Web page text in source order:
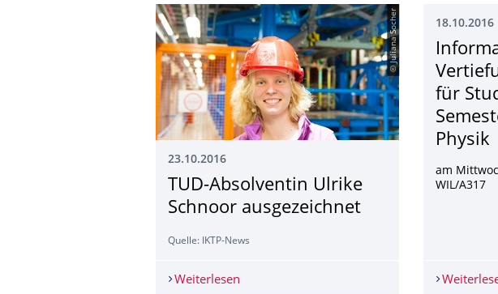
© Juliana Socher
23.10.2016
TUD-Absolventin Ulrike
Schnoor ausgezeichnet
Quelle: IKTP-News
Weiterlesen TUD-Absolventin Ulrike Schnoor
18.10.2016
für
Physik
am
WIL/A317